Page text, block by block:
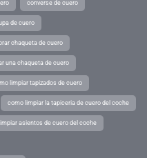
converse de cuero
de cuero
chaqueta de cuero
una chaqueta de cuero
limpiar tapizados de cuero
como limpiar la tapiceria de cuero del coche
asientos de cuero del coche